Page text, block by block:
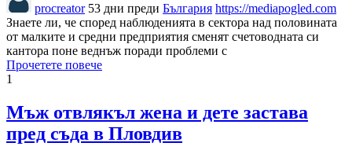
procreator 53 дни преди България https://mediapogled.com
Знаете ли, че според наблюденията в сектора над половината
от малките и средни предприятия сменят счетоводната си
кантора поне веднъж поради проблеми с
Прочетете повече
1
Мъж отвлякъл жена и дете застава
пред съда в Пловдив